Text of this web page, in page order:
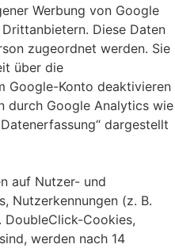
Werbung von Google
Diese Daten
zugeordnet werden. Sie
über die
Google-Konto deaktivieren
durch Google Analytics wie
dargestellt
auf Nutzer- und
Nutzerkennungen (z. B.
DoubleClick-Cookies,
werden nach 14